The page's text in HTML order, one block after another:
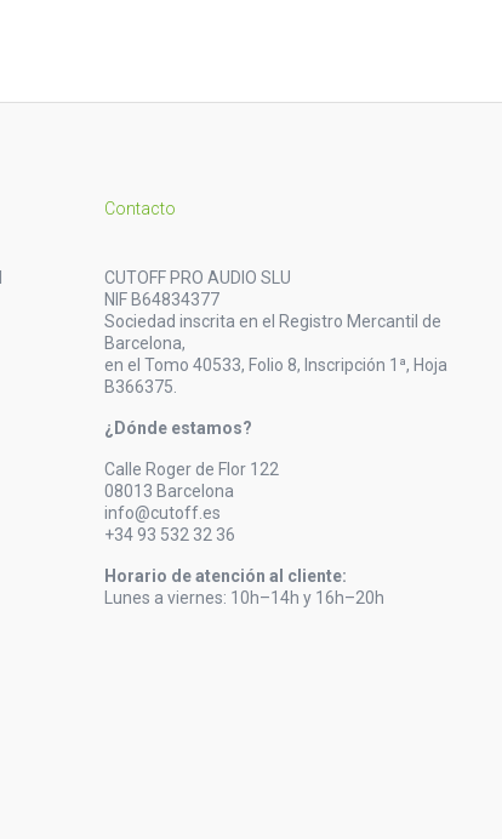
Contacto
CUTOFF PRO AUDIO SLU
NIF B64834377
Sociedad inscrita en el Registro Mercantil de
Barcelona,
en el Tomo 40533, Folio 8, Inscripción 1ª, Hoja
B366375.
¿Dónde estamos?
Calle Roger de Flor 122
08013 Barcelona
info@cutoff.es
+34 93 532 32 36
Horario de atención al cliente:
Lunes a viernes: 10h–14h y 16h–20h